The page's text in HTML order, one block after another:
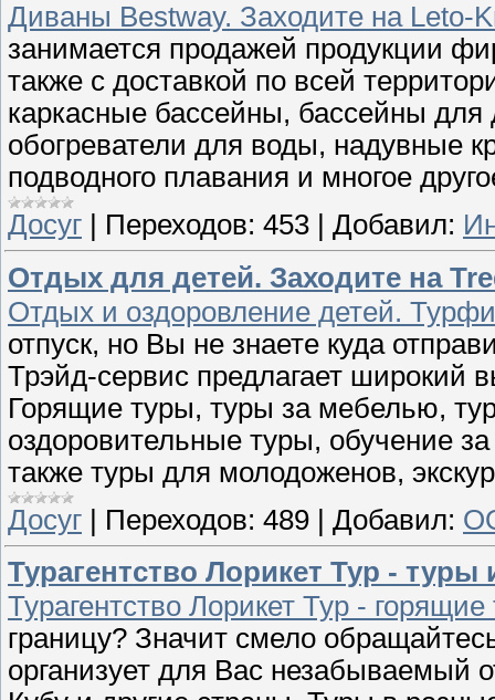
Диваны Bestway. Заходите на Leto-
занимается продажей продукции
также с доставкой по всей
каркасные бассейны, бассейны
обогреватели для воды, надувные
подводного плавания и многое
Досуг
Переходов: 453 Добавил:
Отдых для детей. Заходите на
Отдых и оздоровление детей.
отпуск, но Вы не знаете куда
Трэйд-cервис предлагает широкий
Горящие туры, туры за мебелью,
оздоровительные туры, обучение
также туры для молодоженов,
Досуг | Переходов: 489 | Добавил:
Турагентство Лорикет Тур -
Турагентство Лорикет Тур -
границу? Значит смело
организует для Вас